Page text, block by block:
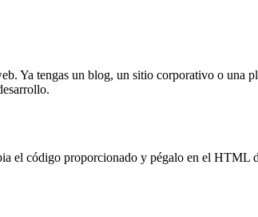
Ya tengas un blog, un sitio corporativo o una
el código proporcionado y pégalo en el HTML